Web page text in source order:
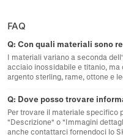
FAQ
Q: Con quali materiali sono
I materiali variano a seconda
acciaio inossidabile e titanio, ma
argento sterling, rame, ottone e
Q: Dove posso trovare
Per trovare il materiale specifico
"Descrizione" o "Immagini
anche contattarci fornendoci lo